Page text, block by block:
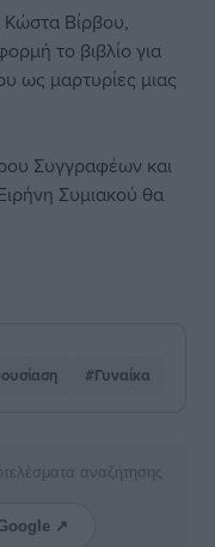
Βίρβου,
το βιβλίο για
ως μαρτυρίες μιας
Συγγραφέων και
Συμιακού θα
#Γυναίκα
αναζήτησης
↗